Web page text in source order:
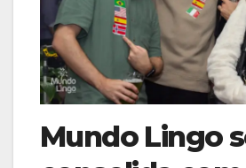
Mundo Lingo